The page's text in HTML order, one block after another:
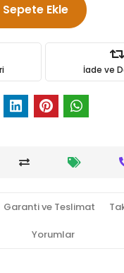
Sepete Ekle
İade ve
Garanti ve Teslimat
Yorumlar